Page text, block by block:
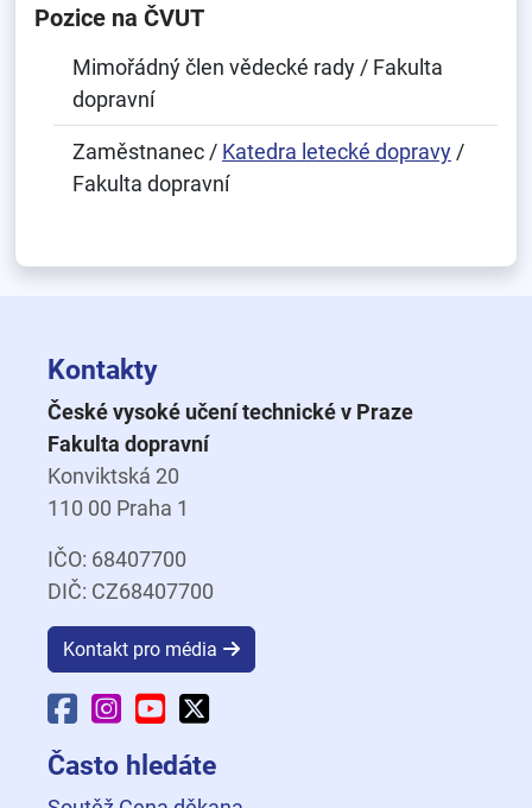
Pozice na ČVUT
Mimořádný člen vědecké rady / Fakulta
dopravní
Zaměstnanec / Katedra letecké dopravy /
Fakulta dopravní
Kontakty
České vysoké učení technické v Praze
Fakulta dopravní
Konviktská 20
110 00 Praha 1
IČO: 68407700
DIČ: CZ68407700
Kontakt pro média
Facebook Fakulty dopravní
Instagram Fakulty dopravní
YouTube Fakulty dopravní
Často hledáte